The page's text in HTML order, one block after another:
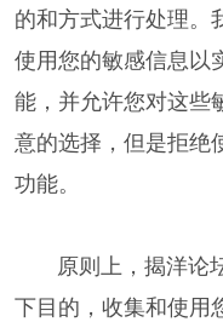
的和方式进行处理。
使用您的敏感信息以
能，并允许您对这些
意的选择，但是拒绝
功能。
原则上，揭洋论坛
下目的，收集和使用